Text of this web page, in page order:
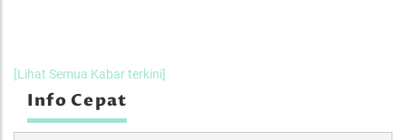
[Lihat Semua Kabar terkini]
Info Cepat